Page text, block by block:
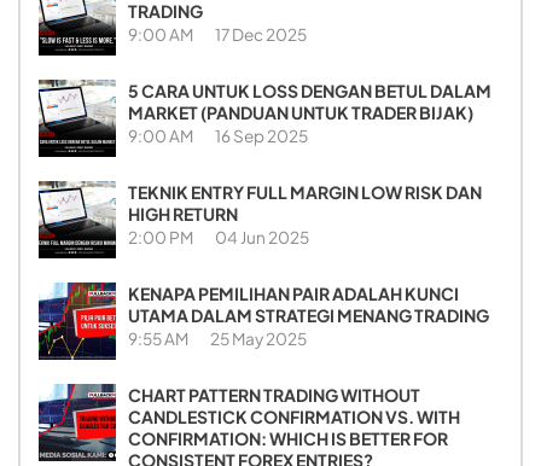
TRADING
9:00 AM 17 Dec 2025
5 CARA UNTUK LOSS DENGAN BETUL DALAM
MARKET (PANDUAN UNTUK TRADER BIJAK)
9:00 AM 16 Sep 2025
TEKNIK ENTRY FULL MARGIN LOW RISK DAN
HIGH RETURN
2:00 PM 04 Jun 2025
KENAPA PEMILIHAN PAIR ADALAH KUNCI
UTAMA DALAM STRATEGI MENANG TRADING
9:55 AM 25 May 2025
CHART PATTERN TRADING WITHOUT
CANDLESTICK CONFIRMATION VS. WITH
CONFIRMATION: WHICH IS BETTER FOR
CONSISTENT FOREX ENTRIES?